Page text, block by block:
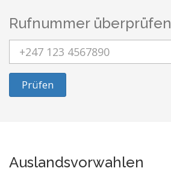
Rufnummer überprüfen
Prüfen
Auslandsvorwahlen